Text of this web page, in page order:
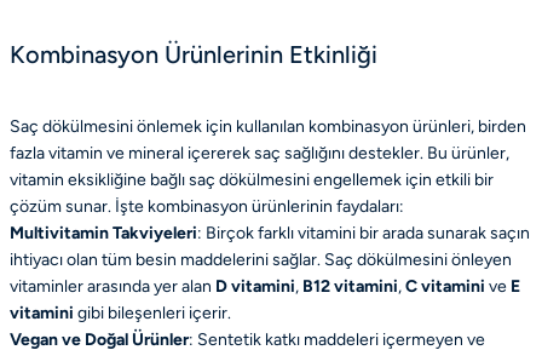
Kombinasyon Ürünlerinin Etkinliği
Saç dökülmesini önlemek için kullanılan kombinasyon ürünleri, birden
fazla vitamin ve mineral içererek saç sağlığını destekler. Bu ürünler,
vitamin eksikliğine bağlı saç dökülmesini engellemek için etkili bir
çözüm sunar. İşte kombinasyon ürünlerinin faydaları:
Multivitamin Takviyeleri: Birçok farklı vitamini bir arada sunarak saçın
ihtiyacı olan tüm besin maddelerini sağlar. Saç dökülmesini önleyen
vitaminler arasında yer alan D vitamini, B12 vitamini,C vitamini ve E
vitamini gibi bileşenleri içerir.
Vegan ve Doğal Ürünler: Sentetik katkı maddeleri içermeyen ve